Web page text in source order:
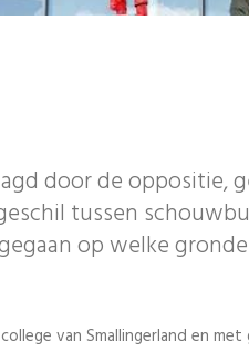
door de oppositie,
tussen
op welke
van Smallingerland en